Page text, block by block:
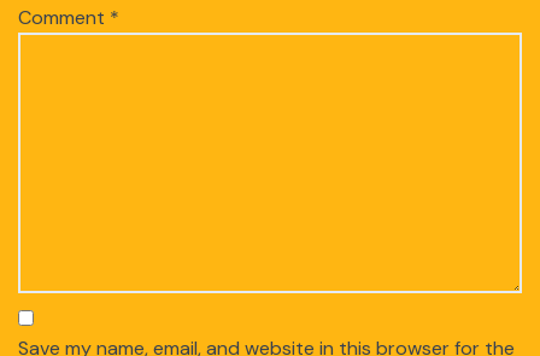
Comment *
Save my name, email, and website in this browser for the